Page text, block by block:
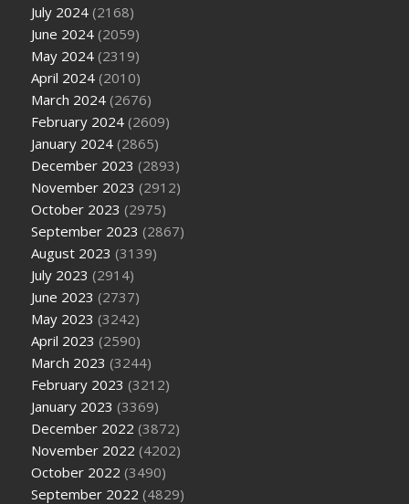
July 2024 (2168)
June 2024 (2059)
May 2024 (2319)
April 2024 (2010)
March 2024 (2676)
February 2024 (2609)
January 2024 (2865)
December 2023 (2893)
November 2023 (2912)
October 2023 (2975)
September 2023 (2867)
August 2023 (3139)
July 2023 (2914)
June 2023 (2737)
May 2023 (3242)
April 2023 (2590)
March 2023 (3244)
February 2023 (3212)
January 2023 (3369)
December 2022 (3872)
November 2022 (4202)
October 2022 (3490)
September 2022 (4829)